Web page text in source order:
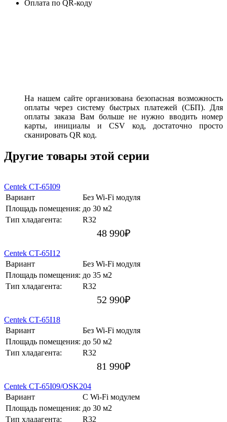
Оплата по QR-коду
На нашем сайте организована безопасная возможность
оплаты через систему быстрых платежей (СБП). Для
оплаты заказа Вам больше не нужно вводить номер
карты, инициалы и CSV код, достаточно просто
сканировать QR код.
Другие товары этой серии
Centek CT-65I09
Вариант
Без Wi-Fi модуля
Площадь помещения: до 30 м2
Тип хладагента:
R32
48 990₽
Centek CT-65I12
Вариант
Без Wi-Fi модуля
Площадь помещения: до 35 м2
Тип хладагента:
R32
52 990₽
Centek CT-65I18
Вариант
Без Wi-Fi модуля
Площадь помещения: до 50 м2
Тип хладагента:
R32
81 990₽
Centek CT-65I09/OSK204
Вариант
С Wi-Fi модулем
Площадь помещения: до 30 м2
Тип хладагента:
R32